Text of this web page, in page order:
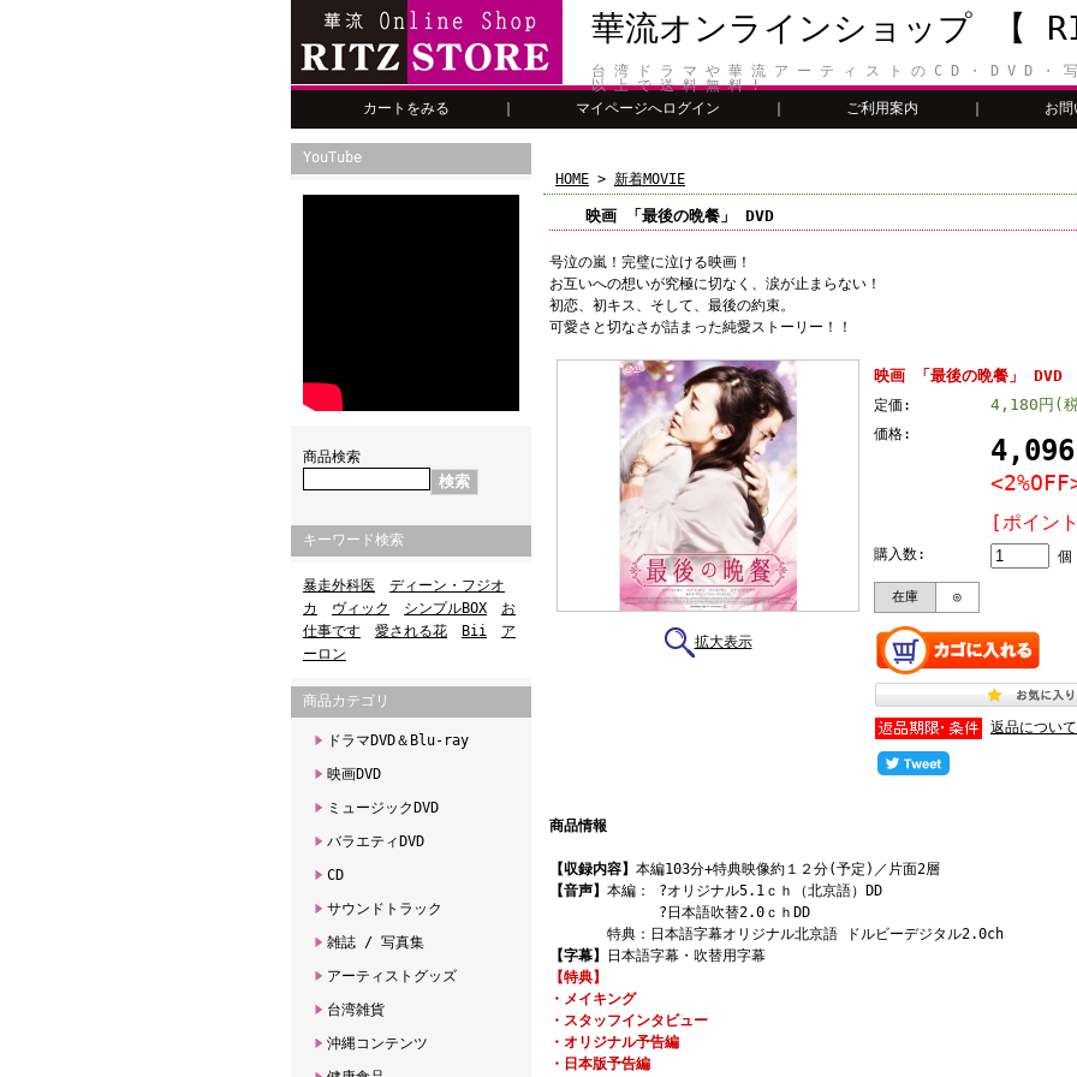
華流オンラインショップ 【
台 湾 ド ラ マ や 華 流 ア ー テ ィ ス ト の C D ・ D V D ・
以 上 で 送 料 無 料 !
カートをみる
マイページへログイン ご利用案内 お問
YouTube
商品検索
キーワード検索
暴走外科医
ディーン・フジオ
カ
ヴィック シンプルBOX
お
仕事です
愛される花 Bii
ア
ーロン
商品カテゴリ
ドラマDVD＆Blu-ray
映画DVD
ミュージックDVD
バラエティDVD
CD
サウンドトラック
雑誌 / 写真集
アーティストグッズ
台湾雑貨
沖縄コンテンツ
HOME > 新着MOVIE
映画 「最後の晩餐」 DVD
号泣の嵐！完璧に泣ける映画！
お互いへの想いが究極に切なく、涙が止まらない！
初恋、初キス、そして、最後の約束。
可愛さと切なさが詰まった純愛ストーリー！！
拡大表示
映画 「最後の晩餐」 DVD
定価: 4,180円(
価格:
[ポイン
購入数: 個
在庫 ◎
返品につい
商品情報
【収録内容】 本編103分+特典映像約１２分(予定)／片面2層
【音声】 本編： ?オリジナル5.1ｃｈ（北京語）DD
?日本語吹替2.0ｃｈDD
特典：日本語字幕オリジナル北京語 ドルビーデジタル2.0ch
【字幕】
日本語字幕・吹替用字幕
【特典】
・メイキング
・スタッフインタビュー
・オリジナル予告編
・日本版予告編